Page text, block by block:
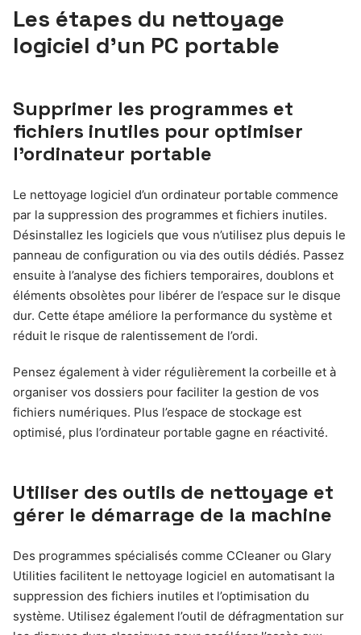
Les étapes du nettoyage
logiciel d’un PC portable
Supprimer les programmes et
fichiers inutiles pour optimiser
l’ordinateur portable
Le nettoyage logiciel d’un ordinateur portable commence
par la suppression des programmes et fichiers inutiles.
Désinstallez les logiciels que vous n’utilisez plus depuis le
panneau de configuration ou via des outils dédiés. Passez
ensuite à l’analyse des fichiers temporaires, doublons et
éléments obsolètes pour libérer de l’espace sur le disque
dur. Cette étape améliore la performance du système et
réduit le risque de ralentissement de l’ordi.
Pensez également à vider régulièrement la corbeille et à
organiser vos dossiers pour faciliter la gestion de vos
fichiers numériques. Plus l’espace de stockage est
optimisé, plus l’ordinateur portable gagne en réactivité.
Utiliser des outils de nettoyage et
gérer le démarrage de la machine
Des programmes spécialisés comme CCleaner ou Glary
Utilities facilitent le nettoyage logiciel en automatisant la
suppression des fichiers inutiles et l’optimisation du
système. Utilisez également l’outil de défragmentation sur